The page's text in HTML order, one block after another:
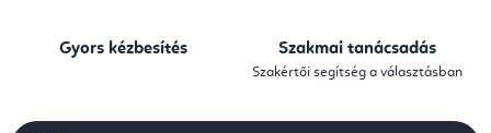
Gyors kézbesítés Szakmai tanácsadás
Szakértői segítség a választásban